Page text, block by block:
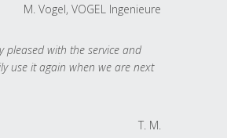
M. Vogel, VOGEL Ingenieure
pleased with the service and
use it again when we are next
T. M.